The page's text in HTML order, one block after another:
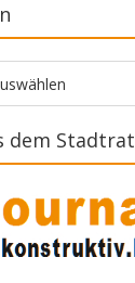
dem Stadtrat